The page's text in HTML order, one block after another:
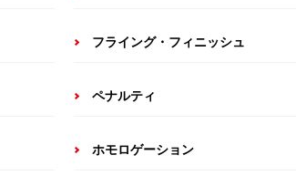
フライング・フィニッシュ
ペナルティ
ホモロゲーション